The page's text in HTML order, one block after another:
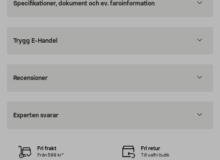
Specifikationer, dokument och ev. faroinformation
Trygg E-Handel
Recensioner
Experten svarar
Fri frakt
Från 599 kr*
Fri retur
Till valfri butik